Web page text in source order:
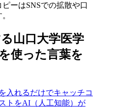
ーはSNSでの拡散や口
山口大学医学
使った言葉を
入れるだけでキャッチコ
トをAI（人工知能）が